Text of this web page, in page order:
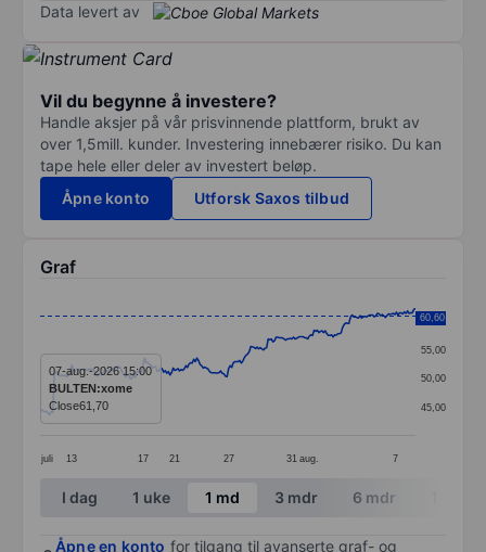
Data levert av
Vil du begynne å investere?
Handle aksjer på vår prisvinnende plattform, brukt av
over 1,5mill. kunder. Investering innebærer risiko. Du kan
tape hele eller deler av investert beløp.
Åpne konto
Utforsk Saxos tilbud
Graf
Line chart with 238 data points.
The chart has 1 X axis displaying categories.
The chart has 1 Y axis displaying values. Data
juli 13 17 21 27 31 aug. 7
45,00
50,00
55,00
60,00
60,60
07-aug.-2026 15:00
BULTEN:xome
Close61,70
End of interactive chart.
I dag 1 uke 1 md 3 mdr 6 mdr
Åpne en konto for tilgang til avanserte graf- og